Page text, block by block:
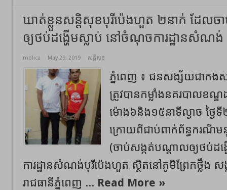
ឃាត់ខ្លួនសន្តិសុខបុរីប៉េងហួត ២នាក់ ដែល
ឲ្យថប់ដង្ហើមស្លាប់ នៅចំណុចការដ្ឋានសំណង់
molica May 29, 2019 សន្តិសុខ
ភ្នំពេញ ៖ ជនសង្ស័យជាកង
ត្រូវបានកម្លាំងនគរបាលខណ្ឌ
ម៉ោង៦និង១៥នាទីល្ងាច ថ្ងៃ
ក្រោយពីជាប់ពាក់ព័ន្ធករណី
(ចាប់សង្កត់បណ្តាលឲ្យថប់ដ
ការដ្ឋានសំណង់បុរីប៉េងហួត ស្ថិតនៅភូមិព្រែកថ្លឹង ស
រាជធានីភ្នំពេញ ... Read More »